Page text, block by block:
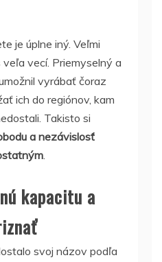
je úplne iný. Veľmi
vecí. Priemyselný a
vyrábať čoraz
ich do regiónov, kam
Takisto si
a nezávislosť
.
kapacitu a
svoj názov podľa